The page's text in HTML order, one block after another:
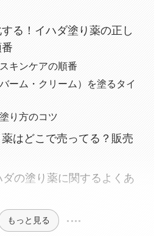
る！イハダ塗り薬の正し
キンケアの順番
ーム・クリーム）を塗るタイ
り方のコツ
はどこで売ってる？販売
ダの塗り薬に関するよくあ
もっと見る